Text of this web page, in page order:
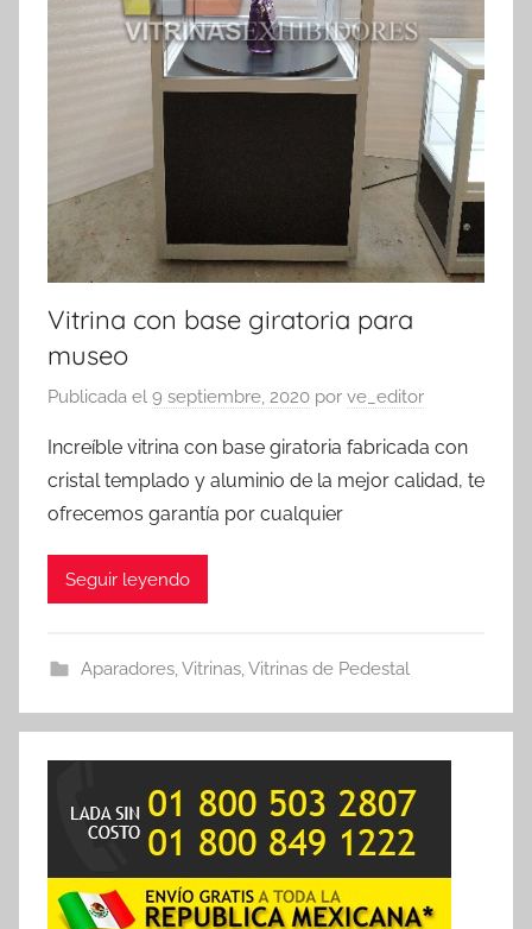
Vitrina con base giratoria para
museo
Publicada el 9 septiembre, 2020 por ve_editor
Increíble vitrina con base giratoria fabricada con
cristal templado y aluminio de la mejor calidad, te
ofrecemos garantía por cualquier
Seguir leyendo
Aparadores,Vitrinas,Vitrinas de Pedestal